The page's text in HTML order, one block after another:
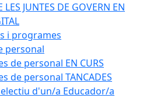
LES JUNTES DE GOVERN EN
i programes
personal
de personal EN CURS
de personal TANCADES
d'un/a Educador/a